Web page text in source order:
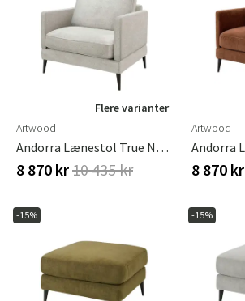
Flere varianter
Artwood
Andorra Lænestol True Nature
8 870 kr10 435 kr
Artwood
8 870 kr
-15% -15%